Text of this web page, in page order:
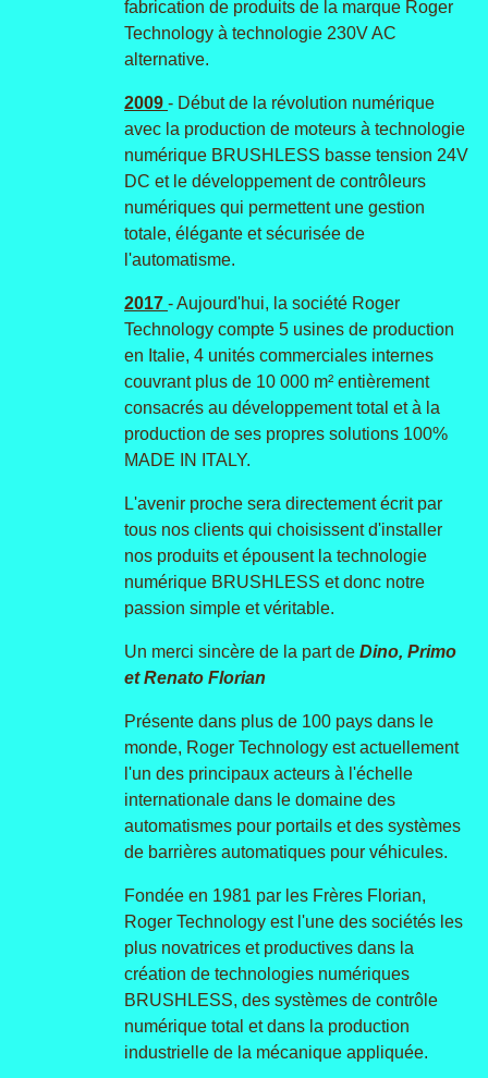
fabrication de produits de la marque Roger
Technology à technologie 230V AC
alternative.
2009 - Début de la révolution numérique
avec la production de moteurs à technologie
numérique BRUSHLESS basse tension 24V
DC et le développement de contrôleurs
numériques qui permettent une gestion
totale, élégante et sécurisée de
l'automatisme.
2017 - Aujourd'hui, la société Roger
Technology compte 5 usines de production
en Italie, 4 unités commerciales internes
couvrant plus de 10 000 m² entièrement
consacrés au développement total et à la
production de ses propres solutions 100%
MADE IN ITALY.
L'avenir proche sera directement écrit par
tous nos clients qui choisissent d'installer
nos produits et épousent la technologie
numérique BRUSHLESS et donc notre
passion simple et véritable.
Un merci sincère de la part de Dino, Primo
et Renato Florian
Présente dans plus de 100 pays dans le
monde, Roger Technology est actuellement
l'un des principaux acteurs à l'échelle
internationale dans le domaine des
automatismes pour portails et des systèmes
de barrières automatiques pour véhicules.
Fondée en 1981 par les Frères Florian,
Roger Technology est l'une des sociétés les
plus novatrices et productives dans la
création de technologies numériques
BRUSHLESS, des systèmes de contrôle
numérique total et dans la production
industrielle de la mécanique appliquée.